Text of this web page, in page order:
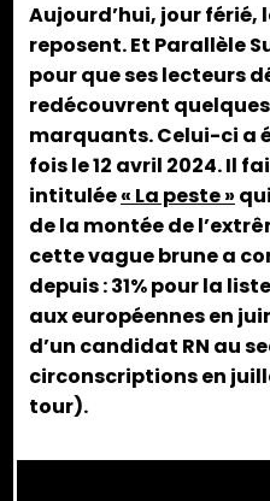
Aujourd’hui, jour férié,
reposent. Et Parallèle
pour que ses lecteurs
redécouvrent
marquants. Celui-ci a
fois le 12 avril 2024. Il
intitulée« La peste »
de la montée de
cette vague brune a
depuis : 31% pour la
aux européennes en
d’un candidat RN au
circonscriptions en
tour).